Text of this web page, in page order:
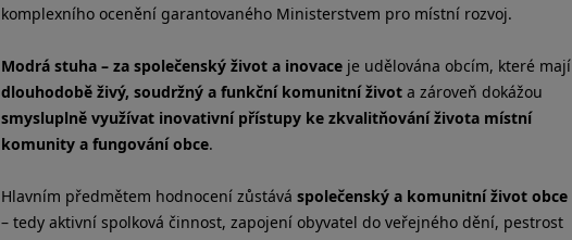
komplexního ocenění garantovaného Ministerstvem pro místní rozvoj.
Modrá stuha – za společenský život a inovace je udělována obcím, které mají
dlouhodobě živý, soudržný a funkční komunitní život a zároveň dokážou
smysluplně využívat inovativní přístupy ke zkvalitňování života místní
komunity a fungování obce.
Hlavním předmětem hodnocení zůstává společenský a komunitní život obce
– tedy aktivní spolková činnost, zapojení obyvatel do veřejného dění, pestrost